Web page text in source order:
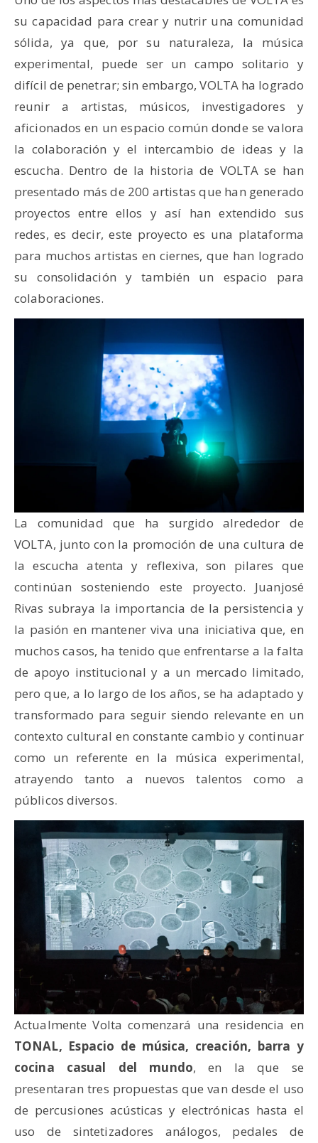
su capacidad para crear y nutrir una comunidad
sólida, ya que, por su naturaleza, la música
experimental, puede ser un campo solitario y
difícil de penetrar; sin embargo, VOLTA ha logrado
reunir a artistas, músicos, investigadores y
aficionados en un espacio común donde se valora
la colaboración y el intercambio de ideas y la
escucha. Dentro de la historia de VOLTA se han
presentado más de 200 artistas que han generado
proyectos entre ellos y así han extendido sus
redes, es decir, este proyecto es una plataforma
para muchos artistas en ciernes, que han logrado
su consolidación y también un espacio para
colaboraciones.
La comunidad que ha surgido alrededor de
VOLTA, junto con la promoción de una cultura de
la escucha atenta y reflexiva, son pilares que
continúan sosteniendo este proyecto. Juanjosé
Rivas subraya la importancia de la persistencia y
la pasión en mantener viva una iniciativa que, en
muchos casos, ha tenido que enfrentarse a la falta
de apoyo institucional y a un mercado limitado,
pero que, a lo largo de los años, se ha adaptado y
transformado para seguir siendo relevante en un
contexto cultural en constante cambio y continuar
como un referente en la música experimental,
atrayendo tanto a nuevos talentos como a
públicos diversos.
Actualmente Volta comenzará una residencia en
TONAL, Espacio de música, creación, barra y
cocina casual del mundo, en la que se
presentaran tres propuestas que van desde el uso
de percusiones acústicas y electrónicas hasta el
uso de sintetizadores análogos, pedales de